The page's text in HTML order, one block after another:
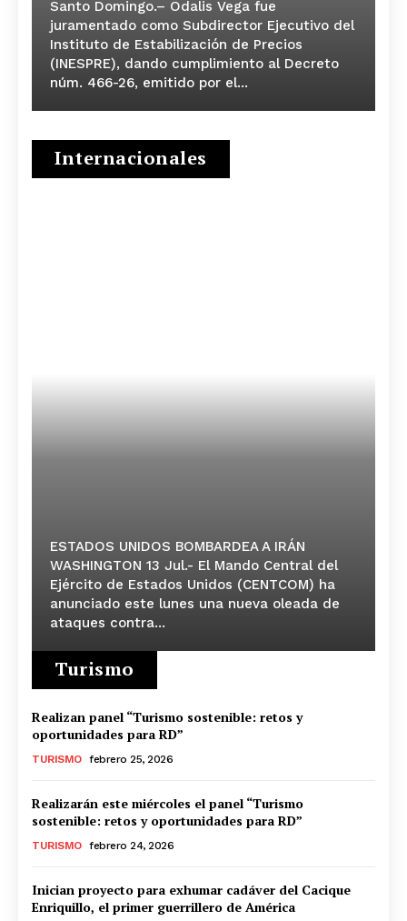
Santo Domingo.– Odalis Vega fue
juramentado como Subdirector Ejecutivo del
Instituto de Estabilización de Precios
(INESPRE), dando cumplimiento al Decreto
núm. 466-26, emitido por el...
Internacionales
ESTADOS UNIDOS BOMBARDEA A IRÁN
WASHINGTON 13 Jul.- El Mando Central del
Ejército de Estados Unidos (CENTCOM) ha
anunciado este lunes una nueva oleada de
ataques contra...
Turismo
Realizan panel “Turismo sostenible: retos y
oportunidades para RD”
TURISMO febrero 25, 2026
Realizarán este miércoles el panel “Turismo
sostenible: retos y oportunidades para RD”
TURISMO febrero 24, 2026
Inician proyecto para exhumar cadáver del Cacique
Enriquillo, el primer guerrillero de América